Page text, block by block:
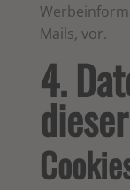
Mails, vor.
4.